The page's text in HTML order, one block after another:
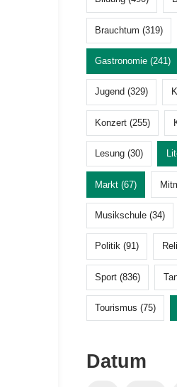
Brauchtum (319)
Gastronomie (241)
Jugend (329)
Konzert (255)
Lesung (30)
Markt (67)
Musikschule (34)
Politik (91)
Sport (836)
Tourismus (75)
Datum